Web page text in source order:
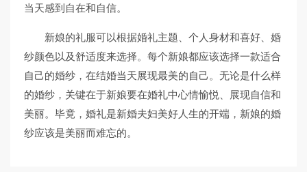
当天感到自在和自信。
新娘的礼服可以根据婚礼主题、个人身材和喜好、婚
纱颜色以及舒适度来选择。每个新娘都应该选择一款适合
自己的婚纱，在结婚当天展现最美的自己。无论是什么样
的婚纱，关键在于新娘要在婚礼中心情愉悦、展现自信和
美丽。毕竟，婚礼是新婚夫妇美好人生的开端，新娘的婚
纱应该是美丽而难忘的。